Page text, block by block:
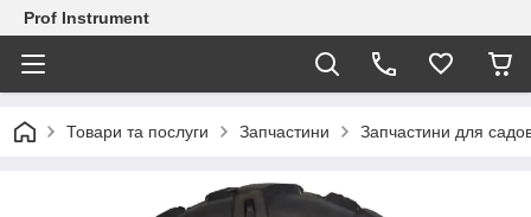
Prof Instrument
Товари та послуги Запчастини Запчастини для